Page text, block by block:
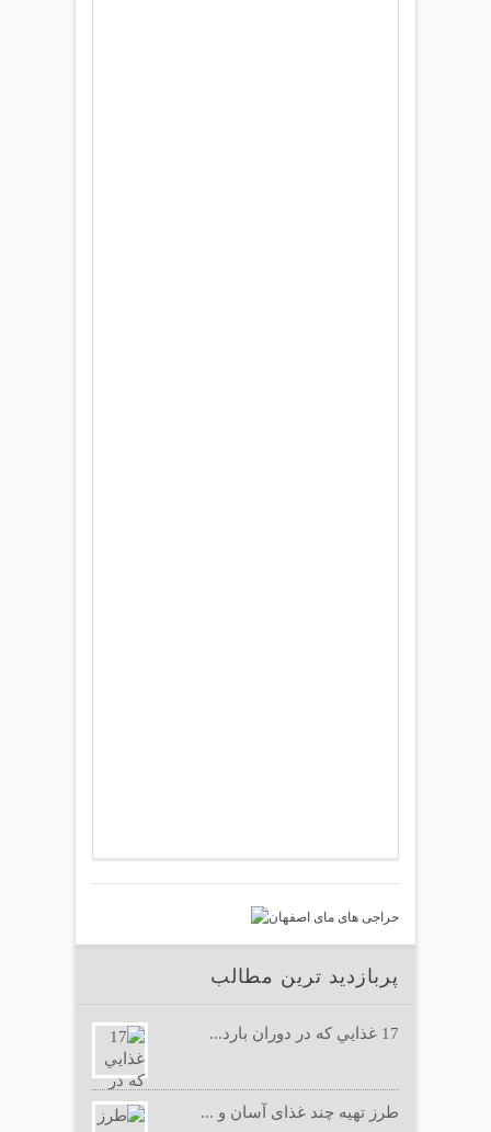
پربازدید ترین مطالب
17 غذايي كه در دوران بارد...
طرز تهیه چند غذای آسان و ...